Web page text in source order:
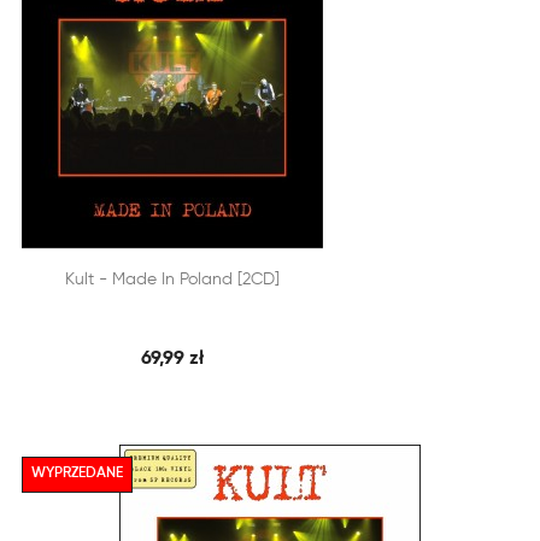
DODAJ DO KOSZYKA
SZYBKI PODGLĄD
Kult - Made In Poland [2CD]
69,99 zł
WYPRZEDANE